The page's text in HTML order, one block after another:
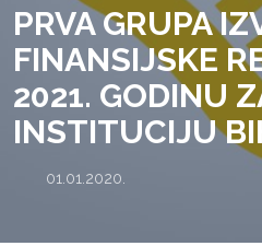
PRVA GRUPA
FINANSIJSKE
2021. GODINU
INSTITUCIJU
01.01.2020.